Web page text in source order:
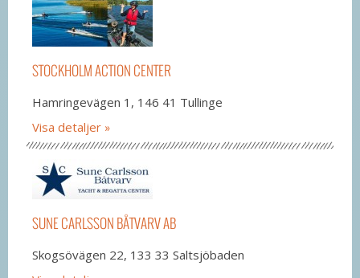
STOCKHOLM ACTION CENTER
Hamringevägen 1, 146 41 Tullinge
Visa detaljer
SUNE CARLSSON BÅTVARV AB
Skogsövägen 22, 133 33 Saltsjöbaden